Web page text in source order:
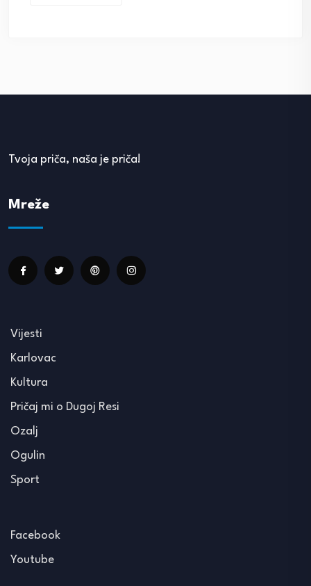
Tvoja priča, naša je priča!
Mreže
Vijesti
Karlovac
Kultura
Pričaj mi o Dugoj Resi
Ozalj
Ogulin
Sport
Facebook
Youtube